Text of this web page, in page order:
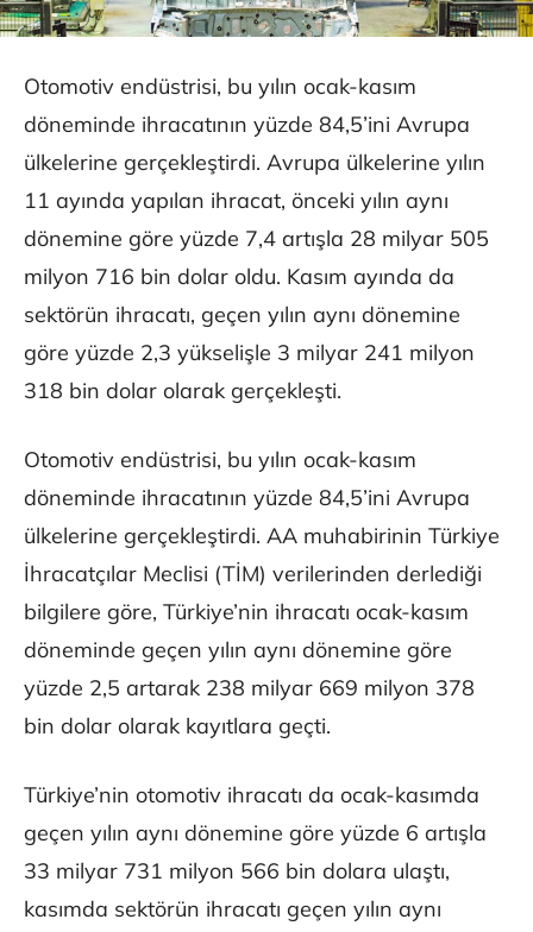
Otomotiv endüstrisi, bu yılın ocak-kasım
döneminde ihracatının yüzde 84,5’ini Avrupa
ülkelerine gerçekleştirdi. Avrupa ülkelerine yılın
11 ayında yapılan ihracat, önceki yılın aynı
dönemine göre yüzde 7,4 artışla 28 milyar 505
milyon 716 bin dolar oldu. Kasım ayında da
sektörün ihracatı, geçen yılın aynı dönemine
göre yüzde 2,3 yükselişle 3 milyar 241 milyon
318 bin dolar olarak gerçekleşti.
Otomotiv endüstrisi, bu yılın ocak-kasım
döneminde ihracatının yüzde 84,5’ini Avrupa
ülkelerine gerçekleştirdi. AA muhabirinin Türkiye
İhracatçılar Meclisi (TİM) verilerinden derlediği
bilgilere göre, Türkiye’nin ihracatı ocak-kasım
döneminde geçen yılın aynı dönemine göre
yüzde 2,5 artarak 238 milyar 669 milyon 378
bin dolar olarak kayıtlara geçti.
Türkiye’nin otomotiv ihracatı da ocak-kasımda
geçen yılın aynı dönemine göre yüzde 6 artışla
33 milyar 731 milyon 566 bin dolara ulaştı,
kasımda sektörün ihracatı geçen yılın aynı